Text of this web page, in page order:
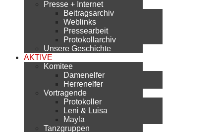
Presse + Internet
Beitragsarchiv
Weblinks
Pressearbeit
Protokollarchiv
Unsere Geschichte
AKTIVE
Komitee
Damenelfer
Herrenelfer
Vortragende
Protokoller
Leni & Luisa
Mayla
Tanzgruppen